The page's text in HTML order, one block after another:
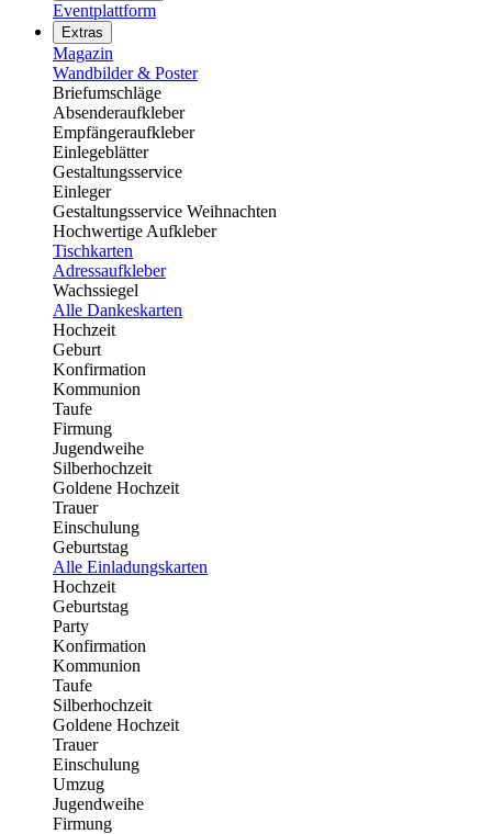
Eventplattform
Extras
Magazin
Wandbilder & Poster
Briefumschläge
Absenderaufkleber
Empfängeraufkleber
Einlegeblätter
Gestaltungsservice
Einleger
Gestaltungsservice Weihnachten
Hochwertige Aufkleber
Tischkarten
Adressaufkleber
Wachssiegel
Alle Dankeskarten
Hochzeit
Geburt
Konfirmation
Kommunion
Taufe
Firmung
Jugendweihe
Silberhochzeit
Goldene Hochzeit
Trauer
Einschulung
Geburtstag
Alle Einladungskarten
Hochzeit
Geburtstag
Party
Konfirmation
Kommunion
Taufe
Silberhochzeit
Goldene Hochzeit
Trauer
Einschulung
Umzug
Jugendweihe
Firmung